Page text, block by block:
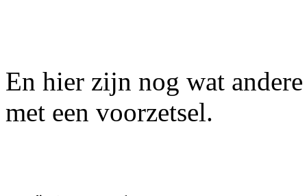
En hier zijn nog wat
met een voorzetsel.